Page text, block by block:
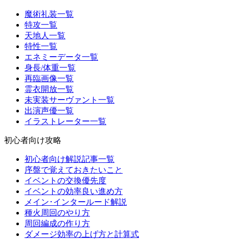
魔術礼装一覧
特攻一覧
天地人一覧
特性一覧
エネミーデータ一覧
身長/体重一覧
再臨画像一覧
霊衣開放一覧
未実装サーヴァント一覧
出演声優一覧
イラストレーター一覧
初心者向け攻略
初心者向け解説記事一覧
序盤で覚えておきたいこと
イベントの交換優先度
イベントの効率良い進め方
メイン･インタールード解説
種火周回のやり方
周回編成の作り方
ダメージ効率の上げ方と計算式